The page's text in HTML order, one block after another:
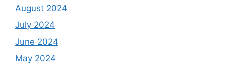
August 2024
July 2024
June 2024
May 2024